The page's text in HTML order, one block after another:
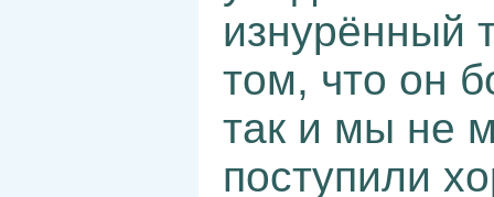
изнурённый
том, что он
так и мы не
поступили